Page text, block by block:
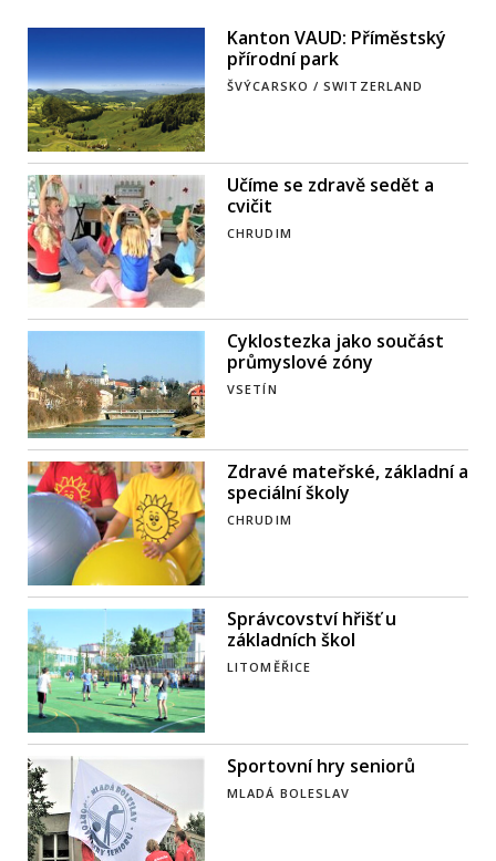
Kanton VAUD: Příměstský
přírodní park
ŠVÝCARSKO / SWITZERLAND
Učíme se zdravě sedět a
cvičit
CHRUDIM
Cyklostezka jako součást
průmyslové zóny
VSETÍN
Zdravé mateřské, základní a
speciální školy
CHRUDIM
Správcovství hřišť u
základních škol
LITOMĚŘICE
Sportovní hry seniorů
MLADÁ BOLESLAV